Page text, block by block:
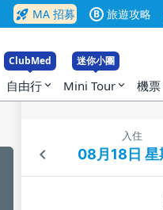
rocket_launch MA 招募 B 旅遊攻略
ClubMed
自由行 expand_more
迷你小團
Mini Tour expand_more 機票
入住